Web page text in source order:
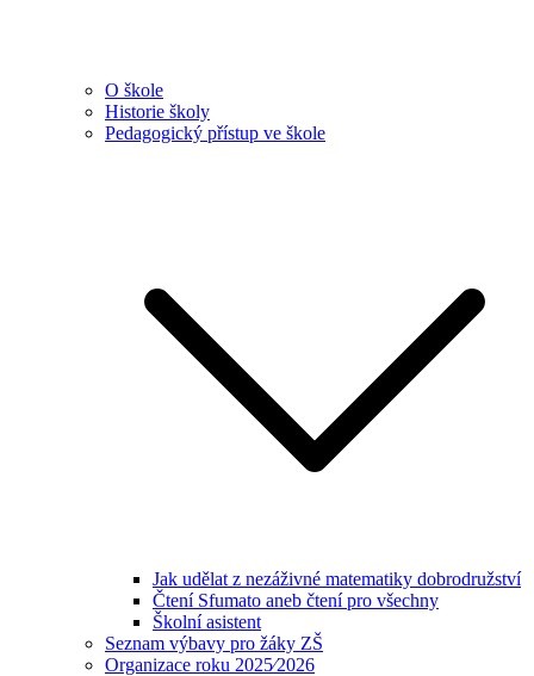
O škole
Historie školy
Pedagogický přístup ve škole
Jak udělat z nezáživné matematiky dobrodružství
Čtení Sfumato aneb čtení pro všechny
Školní asistent
Seznam výbavy pro žáky ZŠ
Organizace roku 2025⁄2026